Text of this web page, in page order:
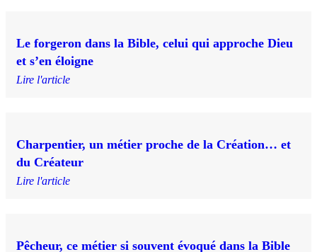
Le forgeron dans la Bible, celui qui approche Dieu
et s’en éloigne
Lire l'article
Charpentier, un métier proche de la Création… et
du Créateur
Lire l'article
Pêcheur, ce métier si souvent évoqué dans la Bible